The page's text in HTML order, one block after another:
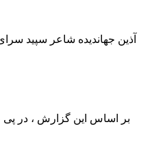
آذین جهاندیده شاعر سپید
بر اساس این گزارش ، در پی